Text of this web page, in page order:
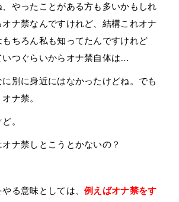
、やったことがある方も多いかもしれ
オナ禁なんですけれど、結構これオナ
ちろん私も知ってたんですけれど
いつぐらいからオナ禁自体は…
に別に身近にはなかったけどね。でも
ナ禁。
。
オナ禁しとこうとかないの？
やる意味としては、例えばオナ禁をす